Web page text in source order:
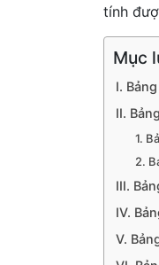
tính
Mục
I.
II.
1.
2.
III.
IV.
V.